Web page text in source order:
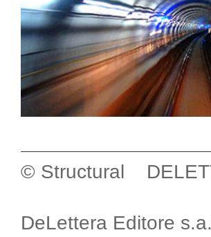
© Structural
DeLettera Editore